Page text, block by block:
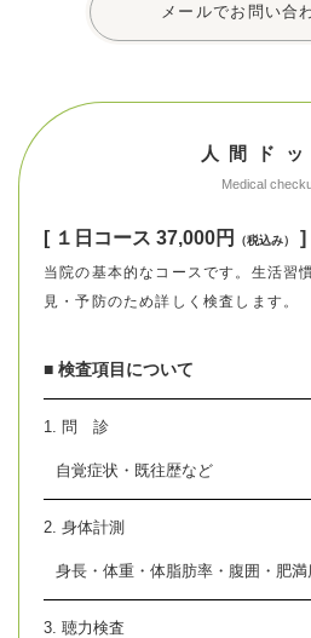
メールでお問い合
人間ドッ
Medical
[ １日コース 37,000円 （税込み） ]
当院の基本的なコースです。生活習
見・予防のため詳しく検査します。
■ 検査項目について
1. 問 診
自覚症状・既往歴など
2. 身体計測
身長・体重・体脂肪率・腹囲・肥満
3. 聴力検査